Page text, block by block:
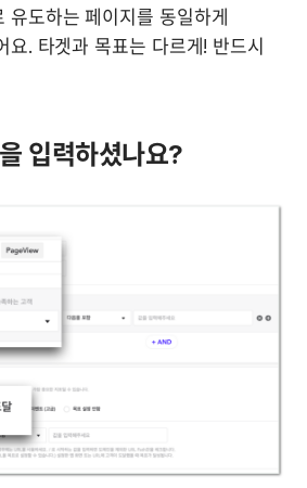
유도하는 페이지를 동일하게
요. 타겟과 목표는 다르게! 반드시
입력하셨나요?